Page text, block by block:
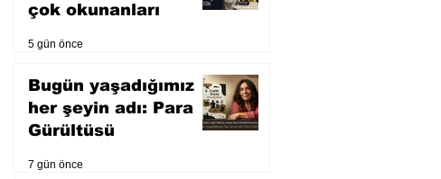
çok okunanları
5 gün önce
Bugün yaşadığımız
her şeyin adı: Para
Gürültüsü
7 gün önce